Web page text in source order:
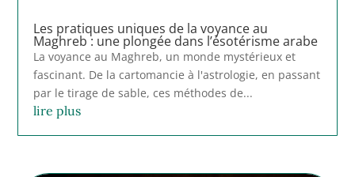
Les pratiques uniques de la voyance au
Maghreb : une plongée dans l’ésotérisme arabe
La voyance au Maghreb, un monde mystérieux et
fascinant. De la cartomancie à l'astrologie, en passant
par le tirage de sable, ces méthodes de...
lire plus